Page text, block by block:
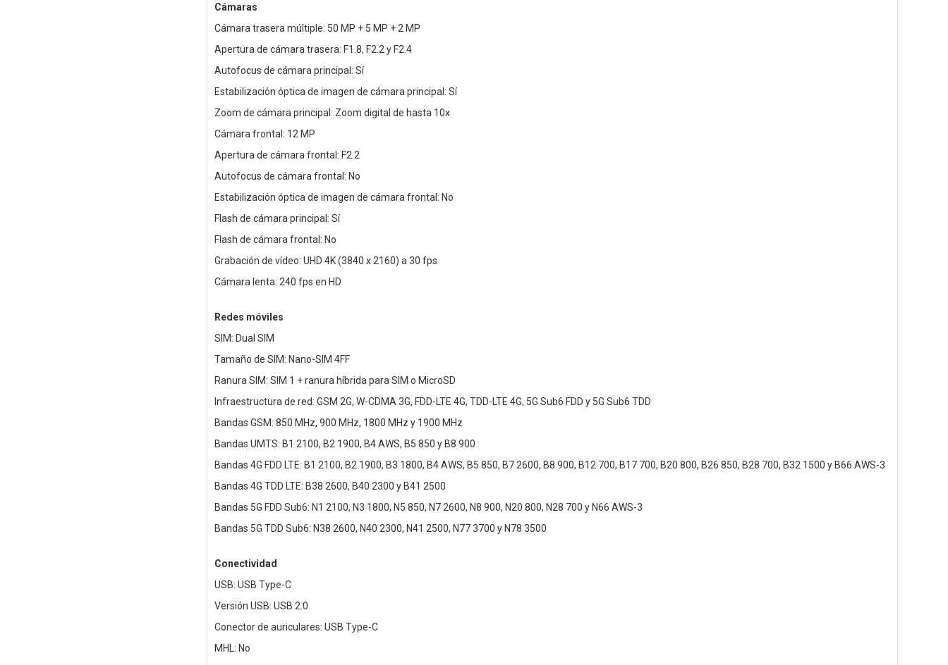
Cámaras
Cámara trasera múltiple: 50 MP + 5 MP + 2 MP
Apertura de cámara trasera: F1.8, F2.2 y F2.4
Autofocus de cámara principal: Sí
Estabilización óptica de imagen de cámara principal: Sí
Zoom de cámara principal: Zoom digital de hasta 10x
Cámara frontal: 12 MP
Apertura de cámara frontal: F2.2
Autofocus de cámara frontal: No
Estabilización óptica de imagen de cámara frontal: No
Flash de cámara principal: Sí
Flash de cámara frontal: No
Grabación de vídeo: UHD 4K (3840 x 2160) a 30 fps
Cámara lenta: 240 fps en HD
Redes móviles
SIM: Dual SIM
Tamaño de SIM: Nano-SIM 4FF
Ranura SIM: SIM 1 + ranura híbrida para SIM o MicroSD
Infraestructura de red: GSM 2G, W-CDMA 3G, FDD-LTE 4G, TDD-LTE 4G, 5G Sub6 FDD y 5G Sub6 TDD
Bandas GSM: 850 MHz, 900 MHz, 1800 MHz y 1900 MHz
Bandas UMTS: B1 2100, B2 1900, B4 AWS, B5 850 y B8 900
Bandas 4G FDD LTE: B1 2100, B2 1900, B3 1800, B4 AWS, B5 850, B7 2600, B8 900, B12 700, B17 700, B20 800, B26 850, B28 700, B32 1500 y B66 AWS-3
Bandas 4G TDD LTE: B38 2600, B40 2300 y B41 2500
Bandas 5G FDD Sub6: N1 2100, N3 1800, N5 850, N7 2600, N8 900, N20 800, N28 700 y N66 AWS-3
Bandas 5G TDD Sub6: N38 2600, N40 2300, N41 2500, N77 3700 y N78 3500
Conectividad
USB: USB Type-C
Versión USB: USB 2.0
Conector de auriculares: USB Type-C
MHL: No